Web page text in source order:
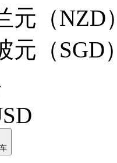
元（NZD）
元（SGD）